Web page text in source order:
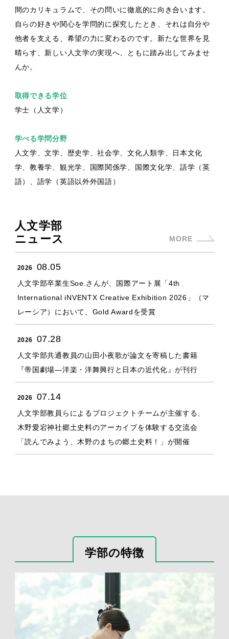
間のカリキュラムで、その問いに徹底的に向き合います。
自らの好きや関心を学問的に探究したとき、それは自分や
他者を支える、希望の力に変わるのです。新たな世界を見
晴らす、新しい人文学の実現へ、ともに踏み出してみませ
んか。
取得できる学位
学士（人文学）
学べる学問分野
人文学、文学、歴史学、社会学、文化人類学、日本文化
学、教養学、観光学、国際関係学、国際文化学、語学（英
語）、語学（英語以外外国語）
人文学部
ニュース
MORE
2026 08.05
人文学部卒業生Soe.さんが、国際アート展「4th
International iNVENTX Creative Exhibition 2026」（マ
レーシア）において、Gold Awardを受賞
2026 07.28
人文学部共通教員の山田小夜歌が論文を寄稿した書籍
『帝国劇場—洋楽・洋舞興行と日本の近代化』が刊行
2026 07.14
人文学部教員らによるプロジェクトチームが主催する、
木野愛宕神社郷土史料のアーカイブを体験する交流会
「読んでみよう、木野のまちの郷土史料！」が開催
学部の特徴